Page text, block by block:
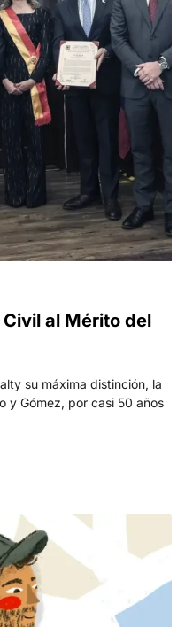
al Mérito del
su máxima distinción, la
y Gómez, por casi 50 años